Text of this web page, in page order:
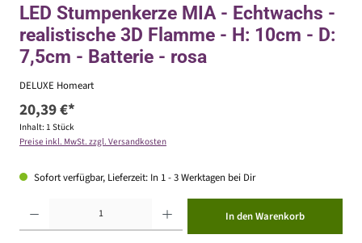
LED Stumpenkerze MIA - Echtwachs -
realistische 3D Flamme - H: 10cm - D:
7,5cm - Batterie - rosa
DELUXE Homeart
20,39 €*
Inhalt: 1 Stück
Preise inkl. MwSt. zzgl. Versandkosten
Sofort verfügbar, Lieferzeit: In 1 - 3 Werktagen bei Dir
In den Warenkorb